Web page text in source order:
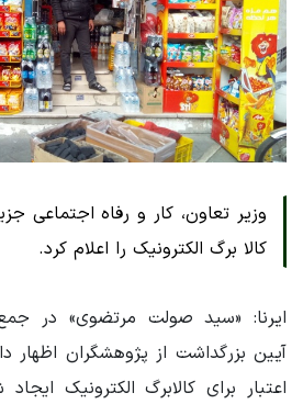
وزیر تعاون، کار و رفاه اجتماعی
کالا برگ الکترونیک را اعلام کرد.
ایرنا: «سید صولت مرتضوی» در
آیین بزرگداشت از پژوهشگران
اعتبار برای کالابرگ الکترونیک